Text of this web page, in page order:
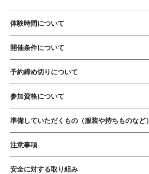
体験時間について
開催条件について
予約締め切りについて
参加資格について
準備していただくもの（服装や持ちものなど）
注意事項
安全に対する取り組み